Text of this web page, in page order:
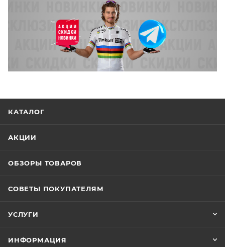
КАТАЛОГ
АКЦИИ
ОБЗОРЫ ТОВАРОВ
СОВЕТЫ ПОКУПАТЕЛЯМ
УСЛУГИ
ИНФОРМАЦИЯ